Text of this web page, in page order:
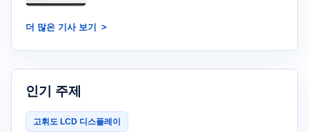
더 많은 기사 보기
인기 주제
고휘도 LCD 디스플레이